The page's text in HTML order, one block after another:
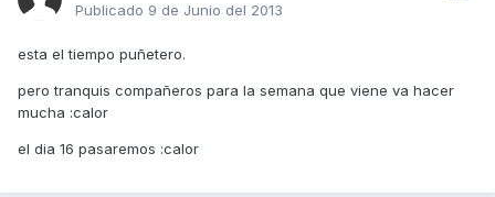
Publicado 9 de Junio del 2013
esta el tiempo puñetero.
pero tranquis compañeros para la semana que viene va hacer
mucha :calor
el dia 16 pasaremos :calor